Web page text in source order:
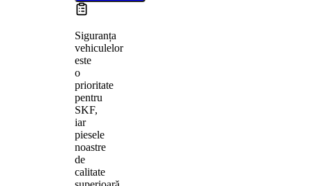
Siguranța
vehiculelor
este
o
prioritate
pentru
SKF,
iar
piesele
noastre
de
calitate